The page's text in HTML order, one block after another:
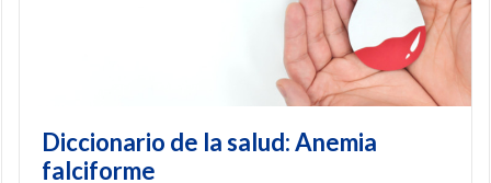
Diccionario de la salud: Anemia
falciforme